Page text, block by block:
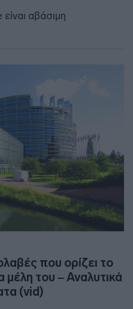
αβάσιμη
που ορίζει το
μέλη του – Αναλυτικά
(vid)